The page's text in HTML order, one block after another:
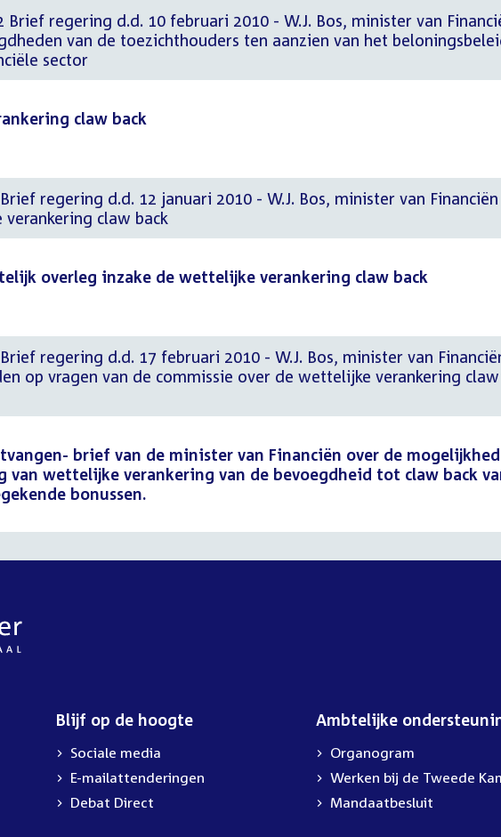
Brief regering d.d. 10 februari 2010 - W.J. Bos, minister van
van de toezichthouders ten aanzien van het
sector
claw back
regering d.d. 12 januari 2010 - W.J. Bos, minister van Financiën
claw back
overleg inzake de wettelijke verankering claw back
regering d.d. 17 februari 2010 - W.J. Bos, minister van
op vragen van de commissie over de wettelijke verankering claw
brief van de minister van Financiën over de
van wettelijke verankering van de bevoegdheid tot claw back
bonussen.
Blijf op de hoogte
Sociale media
E-mailattenderingen
Debat Direct
Ambtelijke
Organogram
External
link:
Werken bij de Tweede
Mandaatbesluit